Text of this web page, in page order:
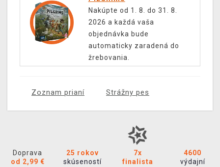
Nakúpte od 1. 8. do 31. 8.
2026 a každá vaša
objednávka bude
automaticky zaradená do
žrebovania.
Zoznam prianí Strážny pes
Doprava
od 2,99 €
25 rokov
skúseností
7x
finalista
4600
výdajní